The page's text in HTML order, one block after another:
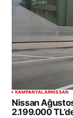
KAMPANYALARNISSAN
Nissan
2.199.000